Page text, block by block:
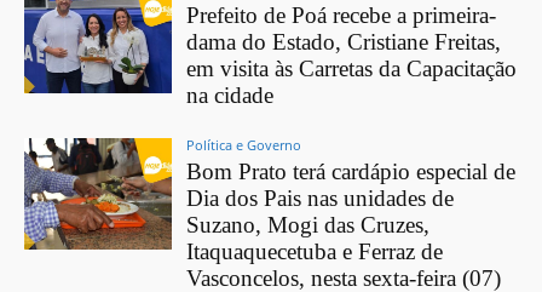
Prefeito de Poá recebe a primeira-
dama do Estado, Cristiane Freitas,
em visita às Carretas da Capacitação
na cidade
Política e Governo
Bom Prato terá cardápio especial de
Dia dos Pais nas unidades de
Suzano, Mogi das Cruzes,
Itaquaquecetuba e Ferraz de
Vasconcelos, nesta sexta-feira (07)